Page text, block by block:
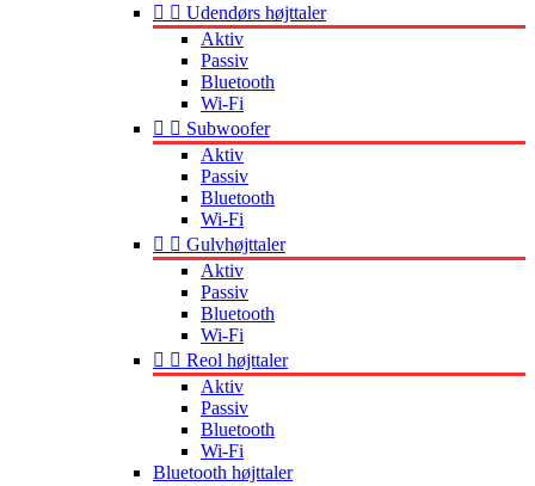
  Udendørs højttaler
Aktiv
Passiv
Bluetooth
Wi-Fi
  Subwoofer
Aktiv
Passiv
Bluetooth
Wi-Fi
  Gulvhøjttaler
Aktiv
Passiv
Bluetooth
Wi-Fi
  Reol højttaler
Aktiv
Passiv
Bluetooth
Wi-Fi
Bluetooth højttaler